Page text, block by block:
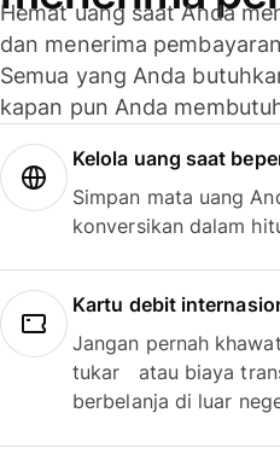
Hemat uang saat Anda
dan menerima
Semua yang Anda
kapan pun Anda
Kelola uang saat
Simpan mata uang
konversikan dalam
Kartu debit
Jangan pernah
tukar atau biaya
berbelanja di luar